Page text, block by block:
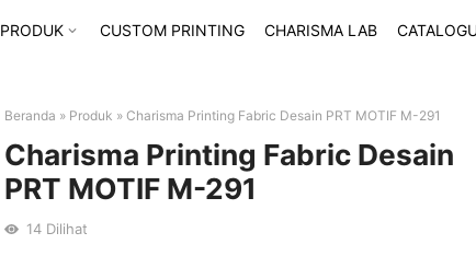
PRODUK CUSTOM PRINTING CHARISMA LAB
Beranda » Produk » Charisma Printing Fabric Desain PRT MOTIF M-291
Charisma Printing Fabric Desain
PRT MOTIF M-291
14 Dilihat